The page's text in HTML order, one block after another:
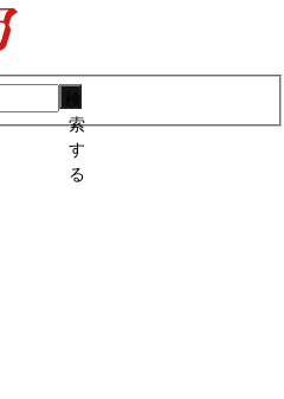
索
す
る